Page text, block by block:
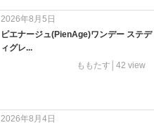
2026年8月5日
ピエナージュ(PienAge)ワンデー ステデ
ィグレ...
ももたす│42 view
2026年8月4日